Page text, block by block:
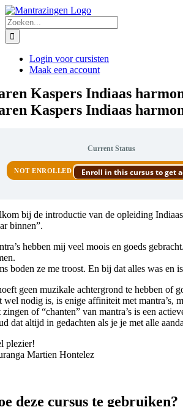
Ga
naar
inhoud
Zoeken
naar:
Login voor cursisten
Maak een account
Kaspers Indiaas
Kaspers Indiaas
Current Status
NOT ENROLLED Enroll in this cursus to get
bij de introductie van de opleiding
binnen”.
hebben mij veel moois en goeds
boden ze me troost. En bij dat alles was en
geen muzikale achtergrond te hebben of
wel nodig is, is enige affiniteit met mantra’s,
zingen of “chanten” van mantra’s is een
dat altijd in gedachten als je je met alle
plezier!
Martien Hontelez
deze cursus te gebruiken?